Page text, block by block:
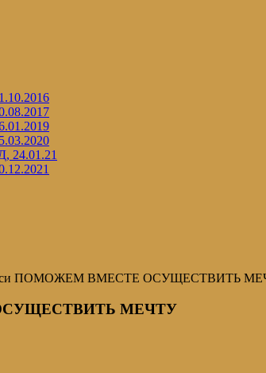
24.01.21
ПОМОЖЕМ ВМЕСТЕ ОСУЩЕСТВИТЬ
МЕЧТУ